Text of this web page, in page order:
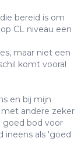
bereid is om
CL niveau een
maar niet een
komt vooral
en bij mijn
andere zeker
goed bod voor
ineens als 'goed